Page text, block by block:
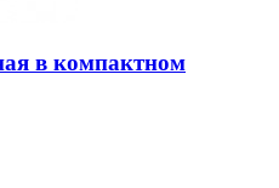
в компактном